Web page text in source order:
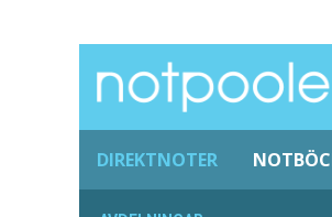
DIREKTNOTER